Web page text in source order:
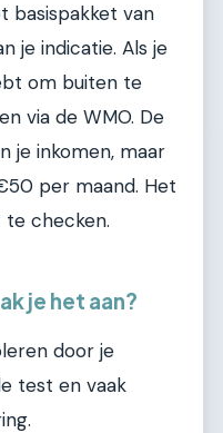
basispakket van
je indicatie. Als je
om buiten te
via de WMO. De
je inkomen, maar
per maand. Het
checken.
je het aan?
door je
test en vaak